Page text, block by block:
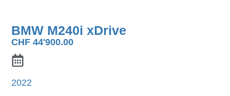
BMW M240i xDrive
CHF 44'900.00
2022